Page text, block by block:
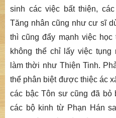
sinh các việc bất thiện,
Tăng nhân cũng như cư sĩ
thì cũng đẩy mạnh việc
không thể chỉ lấy việc tụng
làm thời như Thiện Tinh.
thể phân biệt được thiệc ác
các bậc Tôn sư cũng đã bỏ
các bộ kinh từ Phạn Hán